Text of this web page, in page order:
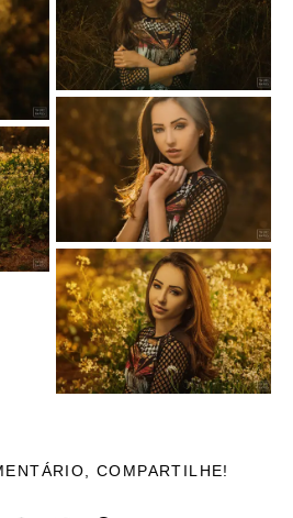
COMPARTILHE!